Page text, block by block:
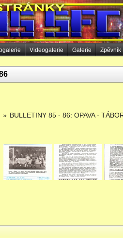
Videogalerie Galerie Zpěvník
» BULLETINY 85 - 86: OPAVA -